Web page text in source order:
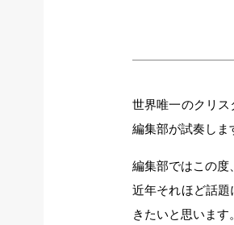
世界唯一のクリス
編集部が試奏しま
編集部ではこの度
近年それほど話題
きたいと思います。